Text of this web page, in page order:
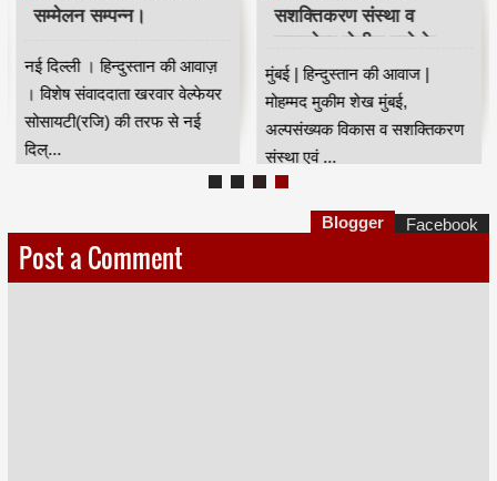
सम्मेलन सम्पन्न।
नई दिल्ली । हिन्दुस्तान की आवाज़
। विशेष संवाददाता खरवार वेल्फेयर
सोसायटी(रजि) की तरफ से नई
दिल्...
सशक्तिकरण संस्था व
घाटकोपर पोलीस ठाणे के
संयुक्त तत्वावधान में नशा
मुक्ति अभियान
मुंबई | हिन्दुस्तान की आवाज |
मोहम्मद मुकीम शेख मुंबई,
अल्पसंख्यक विकास व सशक्तिकरण
संस्था एवं ...
Post a Comment
Blogger Facebook